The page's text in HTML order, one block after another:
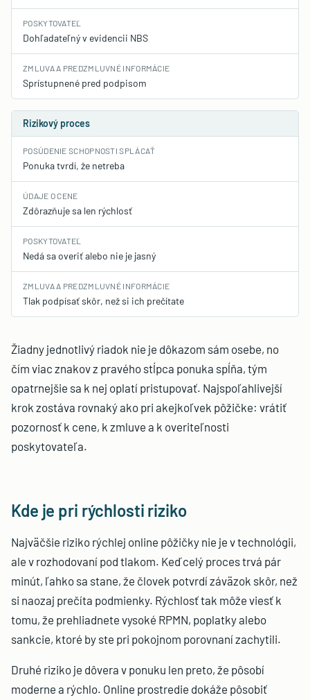
POSKYTOVATEĽ
Dohľadateľný v evidencii NBS
ZMLUVA A PREDZMLUVNÉ INFORMÁCIE
Sprístupnené pred podpisom
Rizikový proces
POSÚDENIE SCHOPNOSTI SPLÁCAŤ
Ponuka tvrdí, že netreba
ÚDAJE O CENE
Zdôrazňuje sa len rýchlosť
POSKYTOVATEĽ
Nedá sa overiť alebo nie je jasný
ZMLUVA A PREDZMLUVNÉ INFORMÁCIE
Tlak podpísať skôr, než si ich prečítate
Žiadny jednotlivý riadok nie je dôkazom sám osebe, no
čím viac znakov z pravého stĺpca ponuka spĺňa, tým
opatrnejšie sa k nej oplatí pristupovať. Najspoľahlivejší
krok zostáva rovnaký ako pri akejkoľvek pôžičke: vrátiť
pozornosť k cene, k zmluve a k overiteľnosti
poskytovateľa.
Kde je pri rýchlosti riziko
Najväčšie riziko rýchlej online pôžičky nie je v technológii,
ale v rozhodovaní pod tlakom. Keď celý proces trvá pár
minút, ľahko sa stane, že človek potvrdí záväzok skôr, než
si naozaj prečíta podmienky. Rýchlosť tak môže viesť k
tomu, že prehliadnete vysoké RPMN, poplatky alebo
sankcie, ktoré by ste pri pokojnom porovnaní zachytili.
Druhé riziko je dôvera v ponuku len preto, že pôsobí
moderne a rýchlo. Online prostredie dokáže pôsobiť